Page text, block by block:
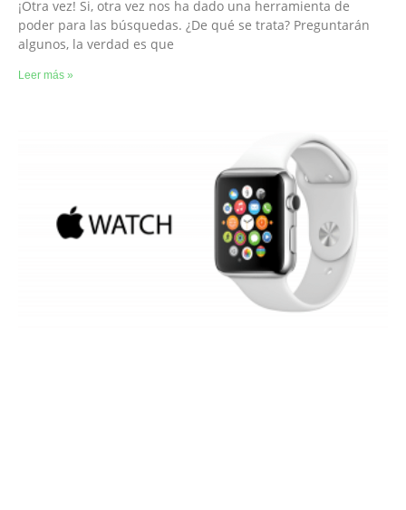
¡Otra vez! Si, otra vez nos ha dado una herramienta de
poder para las búsquedas. ¿De qué se trata? Preguntarán
algunos, la verdad es que
Leer más »